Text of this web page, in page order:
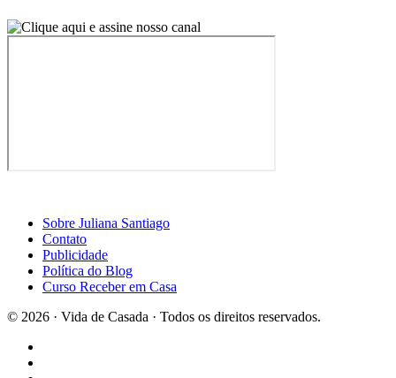
Sobre Juliana Santiago
Contato
Publicidade
Política do Blog
Curso Receber em Casa
© 2026 · Vida de Casada · Todos os direitos reservados.